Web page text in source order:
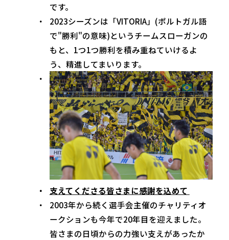
です。
2023シーズンは「VITORIA」(ポルトガル語
で"勝利"の意味)というチームスローガンの
もと、1つ1つ勝利を積み重ねていけるよ
う、精進してまいります。
支えてくださる皆さまに感謝を込めて
2003年から続く選手会主催のチャリティオ
ークションも今年で20年目を迎えました。
皆さまの日頃からの力強い支えがあったか